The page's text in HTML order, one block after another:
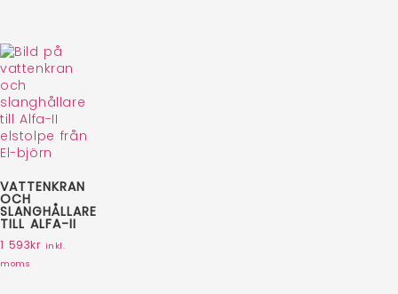
VATTENKRAN
OCH
SLANGHÅLLARE
TILL ALFA-II
1 593kr inkl.
moms